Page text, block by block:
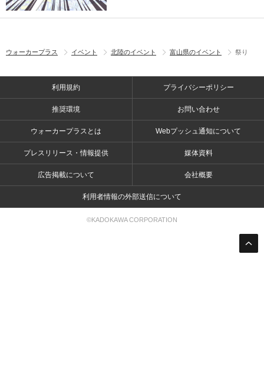
ウォーカープラス イベント 北陸のイベント 富山県のイベント 祭り
利用規約 プライバシーポリシー
推奨環境 お問い合わせ
ウォーカープラスとは Webプッシュ通知について
プレスリリース・情報提供 媒体資料
広告掲載について 会社概要
利用者情報の外部送信について
©KADOKAWA CORPORATION